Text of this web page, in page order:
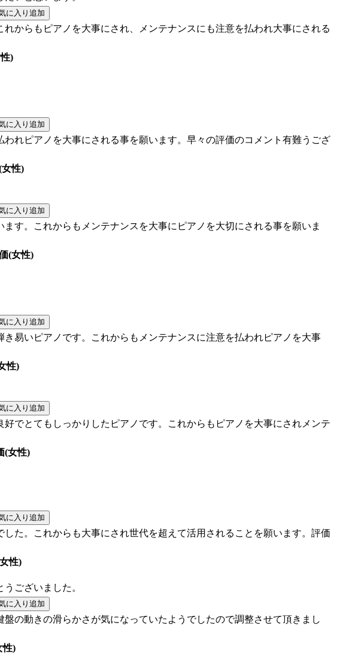
からもピアノを大事にされ、メンテナンスにも注意を払われ大事にされる
)
れピアノを大事にされる事を願います。早々の評価のコメント有難うござ
女性)
す。これからもメンテナンスを大事にピアノを大切にされる事を願いま
(女性)
易いピアノです。これからもメンテナンスに注意を払われピアノを大事
性)
でとてもしっかりしたピアノです。これからもピアノを大事にされメンテ
(女性)
た。これからも大事にされ世代を超えて活用されることを願います。評価
性)
ございました。
の動きの滑らかさが気になっていたようでしたので調整させて頂きまし
性)